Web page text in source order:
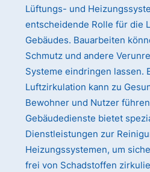
Lüftungs- und
entscheidende Rolle für die
Gebäudes. Bauarbeiten
Schmutz und andere
Systeme eindringen lassen.
Luftzirkulation kann zu
Bewohner und Nutzer
Gebäudedienste bietet
Dienstleistungen zur
Heizungssystemen, um
frei von Schadstoffen